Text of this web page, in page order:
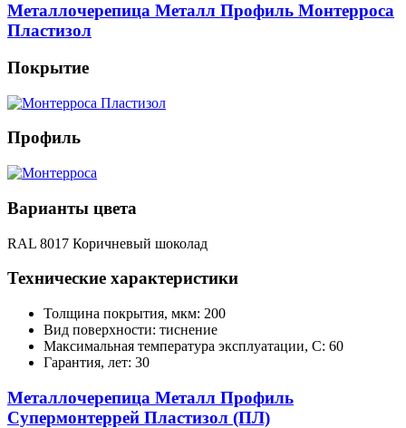
Металлочерепица Металл Профиль Монтерроса
Пластизол
Покрытие
Профиль
Варианты цвета
RAL 8017 Коричневый шоколад
Технические характеристики
Толщина покрытия, мкм: 200
Вид поверхности: тиснение
Максимальная температура эксплуатации, С: 60
Гарантия, лет: 30
Металлочерепица Металл Профиль
Супермонтеррей Пластизол (ПЛ)